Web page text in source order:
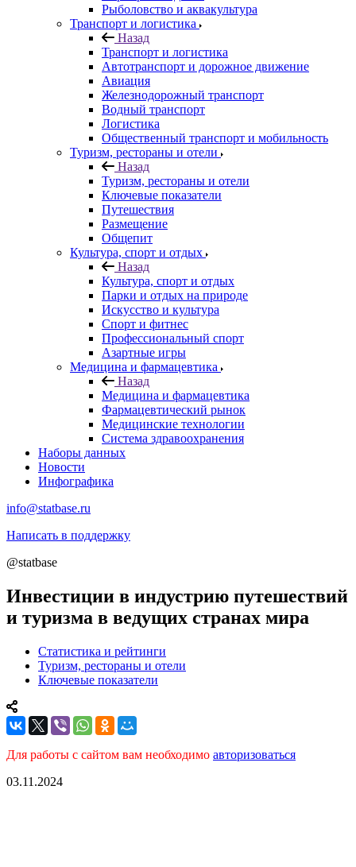
Рыболовство и аквакультура
Транспорт и логистика
Назад
Транспорт и логистика
Автотранспорт и дорожное движение
Авиация
Железнодорожный транспорт
Водный транспорт
Логистика
Общественный транспорт и мобильность
Туризм, рестораны и отели
Назад
Туризм, рестораны и отели
Ключевые показатели
Путешествия
Размещение
Общепит
Культура, спорт и отдых
Назад
Культура, спорт и отдых
Парки и отдых на природе
Искусство и культура
Спорт и фитнес
Профессиональный спорт
Азартные игры
Медицина и фармацевтика
Назад
Медицина и фармацевтика
Фармацевтический рынок
Медицинские технологии
Система здравоохранения
Наборы данных
Новости
Инфографика
info@statbase.ru
Написать в поддержку
@statbase
Инвестиции в индустрию путешествий
и туризма в ведущих странах мира
Статистика и рейтинги
Туризм, рестораны и отели
Ключевые показатели
Для работы с сайтом вам необходимо авторизоваться
03.11.2024